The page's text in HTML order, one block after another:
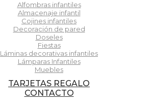
Alfombras infantiles
Almacenaje infantil
Cojines infantiles
Decoración de pared
Doseles
Fiestas
Láminas decorativas infantiles
Lámparas Infantiles
Muebles
TARJETAS REGALO
CONTACTO